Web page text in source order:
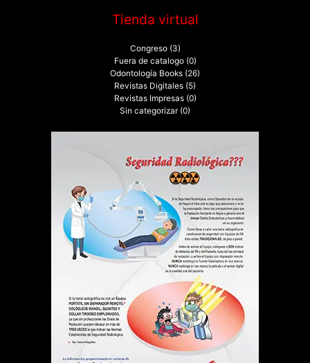
Tienda virtual
Congreso (3)
Fuera de catalogo (0)
Odontología Books (26)
Revistas Digitales (5)
Revistas Impresas (0)
Sin categorizar (0)